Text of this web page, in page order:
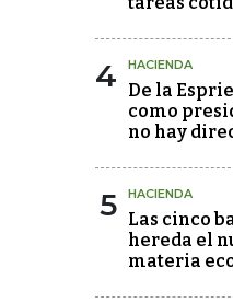
4 HACIENDA
De la
como
no hay
5 HACIENDA
Las cinco
hereda el
materia